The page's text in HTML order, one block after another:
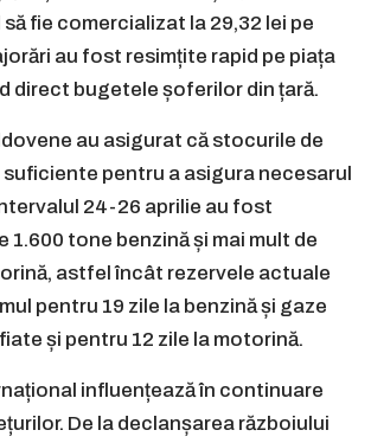
fie comercializat la 29,32 lei pe
au fost resimțite rapid pe piața
direct bugetele șoferilor din țară.
au asigurat că stocurile de
pentru a asigura necesarul
24-26 aprilie au fost
1.600 tone benzină și mai mult de
astfel încât rezervele actuale
pentru 19 zile la benzină și gaze
și pentru 12 zile la motorină.
influențează în continuare
De la declanșarea războiului